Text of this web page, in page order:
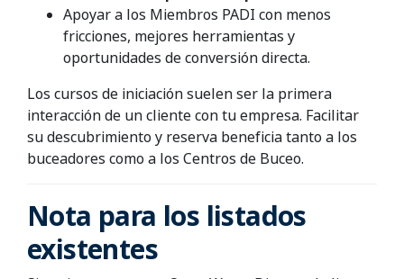
Apoyar a los Miembros PADI con menos
fricciones, mejores herramientas y
oportunidades de conversión directa.
Los cursos de iniciación suelen ser la primera
interacción de un cliente con tu empresa. Facilitar
su descubrimiento y reserva beneficia tanto a los
buceadores como a los Centros de Buceo.
Nota para los listados
existentes